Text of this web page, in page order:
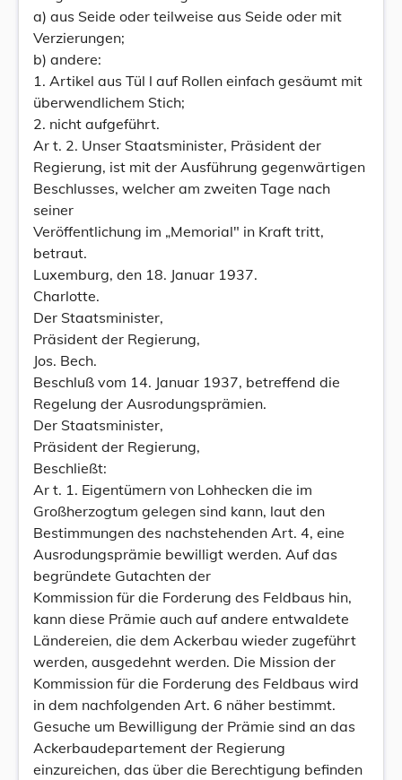
a) aus Seide oder teilweise aus Seide oder mit
Verzierungen;
b) andere:
1. Artikel aus Tül l auf Rollen einfach gesäumt mit
überwendlichem Stich;
2. nicht aufgeführt.
Ar t. 2. Unser Staatsminister, Präsident der
Regierung, ist mit der Ausführung gegenwärtigen
Beschlusses, welcher am zweiten Tage nach
seiner
Veröffentlichung im „Memorial" in Kraft tritt,
betraut.
Luxemburg, den 18. Januar 1937.
Charlotte.
Der Staatsminister,
Präsident der Regierung,
Jos. Bech.
Beschluß vom 14. Januar 1937, betreffend die
Regelung der Ausrodungsprämien.
Der Staatsminister,
Präsident der Regierung,
Beschließt:
Ar t. 1. Eigentümern von Lohhecken die im
Großherzogtum gelegen sind kann, laut den
Bestimmungen des nachstehenden Art. 4, eine
Ausrodungsprämie bewilligt werden. Auf das
begründete Gutachten der
Kommission für die Forderung des Feldbaus hin,
kann diese Prämie auch auf andere entwaldete
Ländereien, die dem Ackerbau wieder zugeführt
werden, ausgedehnt werden. Die Mission der
Kommission für die Forderung des Feldbaus wird
in dem nachfolgenden Art. 6 näher bestimmt.
Gesuche um Bewilligung der Prämie sind an das
Ackerbaudepartement der Regierung
einzureichen, das über die Berechtigung befinden